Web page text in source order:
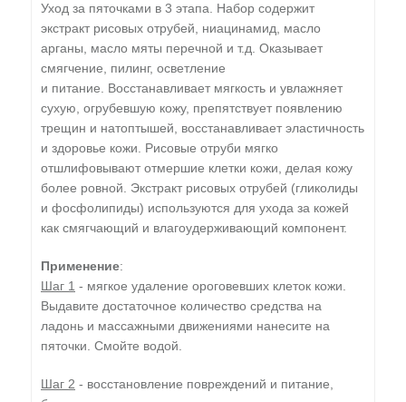
Уход за пяточками в 3 этапа. Набор содержит
экстракт рисовых отрубей, ниацинамид, масло
арганы, масло мяты перечной и т.д. Оказывает
смягчение, пилинг, осветление
и питание. Восстанавливает мягкость и увлажняет
сухую, огрубевшую кожу, препятствует появлению
трещин и натоптышей, восстанавливает эластичность
и здоровье кожи. Рисовые отруби мягко
отшлифовывают отмершие клетки кожи, делая кожу
более ровной. Экстракт рисовых отрубей (гликолиды
и фосфолипиды) используются для ухода за кожей
как смягчающий и влагоудерживающий компонент.
Применение:
Шаг 1 - мягкое удаление ороговевших клеток кожи.
Выдавите достаточное количество средства на
ладонь и массажными движениями нанесите на
пяточки. Смойте водой.
Шаг 2 - восстановление повреждений и питание,